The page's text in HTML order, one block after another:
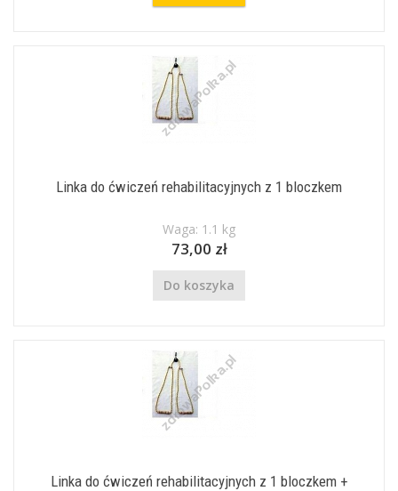
Linka do ćwiczeń rehabilitacyjnych z 1 bloczkem
Waga: 1.1 kg
73,00 zł
Do koszyka
Linka do ćwiczeń rehabilitacyjnych z 1 bloczkem +